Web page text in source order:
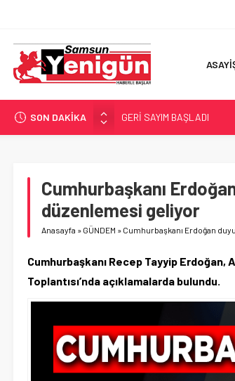
SON DAKİKA
GERİ SAYIM BAŞLADI
SAMSUNSPOR’DA HEDEF
İŞTE FINDIK FİYATI!
YÖNETİCİ SEÇERKEN
Cumhurbaşkanı
düzenlemesi geliyor
Anasayfa » GÜNDEM » Cumhurbaşkanı Erdoğan
Cumhurbaşkanı Recep Tayyip Erdoğan,
Toplantısı’nda açıklamalarda bulundu.